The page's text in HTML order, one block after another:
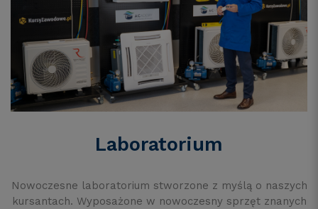
Laboratorium
Nowoczesne laboratorium stworzone z myślą o naszych
kursantach. Wyposażone w nowoczesny sprzęt znanych